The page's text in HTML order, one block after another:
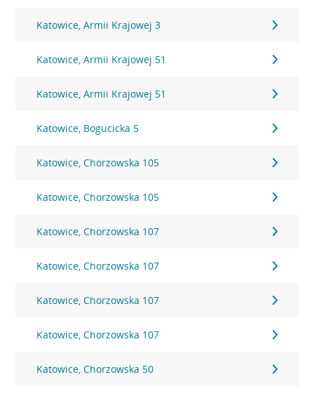
Katowice, Armii Krajowej 3
Katowice, Armii Krajowej 51
Katowice, Armii Krajowej 51
Katowice, Bogucicka 5
Katowice, Chorzowska 105
Katowice, Chorzowska 105
Katowice, Chorzowska 107
Katowice, Chorzowska 107
Katowice, Chorzowska 107
Katowice, Chorzowska 107
Katowice, Chorzowska 50